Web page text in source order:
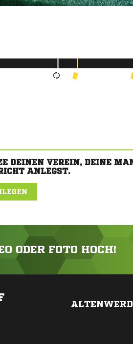
DEINEN VEREIN, DEINE
ANLEGST.
ODER FOTO HOCH!